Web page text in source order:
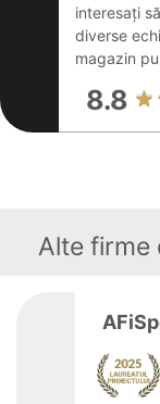
interesați
diverse
magazin
8.8
Alte firme